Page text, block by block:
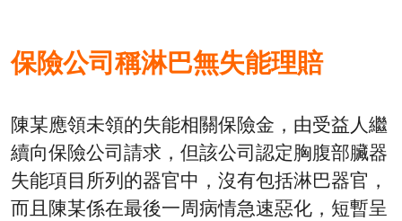
保險公司稱淋巴無失能理賠
陳某應領未領的失能相關保險金，由受益人繼
續向保險公司請求，但該公司認定胸腹部臟器
失能項目所列的器官中，沒有包括淋巴器官，
而且陳某係在最後一周病情急速惡化，短暫呈